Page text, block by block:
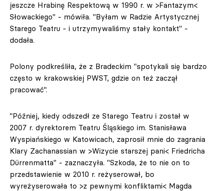
jeszcze Hrabinę Respektową w 1990 r. w >Fantazym<
Słowackiego" - mówiła. "Byłam w Radzie Artystycznej
Starego Teatru - i utrzymywaliśmy stały kontakt" -
dodała.
Polony podkreśliła, że z Bradeckim "spotykali się bardzo
często w krakowskiej PWST, gdzie on też zaczął
pracować".
"Później, kiedy odszedł ze Starego Teatru i został w
2007 r. dyrektorem Teatru Śląskiego im. Stanisława
Wyspiańskiego w Katowicach, zaprosił mnie do zagrania
Klary Zachanassian w >Wizycie starszej pani< Friedricha
Dürrenmatta" - zaznaczyła. "Szkoda, że to nie on to
przedstawienie w 2010 r. reżyserował, bo
wyreżyserowała to >z pewnymi konfliktami< Magda